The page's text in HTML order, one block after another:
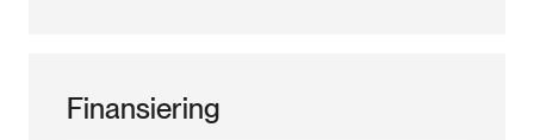
Finansiering